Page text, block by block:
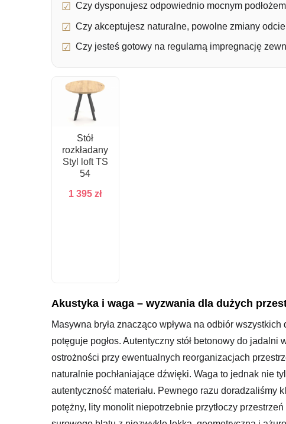
Czy dysponujesz odpowiednio mocnym
Czy akceptujesz naturalne, powolne zmiany
Czy jesteś gotowy na regularną impregnację
Stół
rozkładany
Styl loft TS
54
1 395zł
Akustyka i waga – wyzwania dla dużych
Masywna bryła znacząco wpływa na odbiór
potęguje pogłos. Autentyczny stół betonowy do
ostrożności przy ewentualnych reorganizacjach
naturalnie pochłaniające dźwięki. Waga to jednak nie
autentyczność materiału. Pewnego razu doradzaliśmy
potężny, lity monolit niepotrzebnie przytłoczy